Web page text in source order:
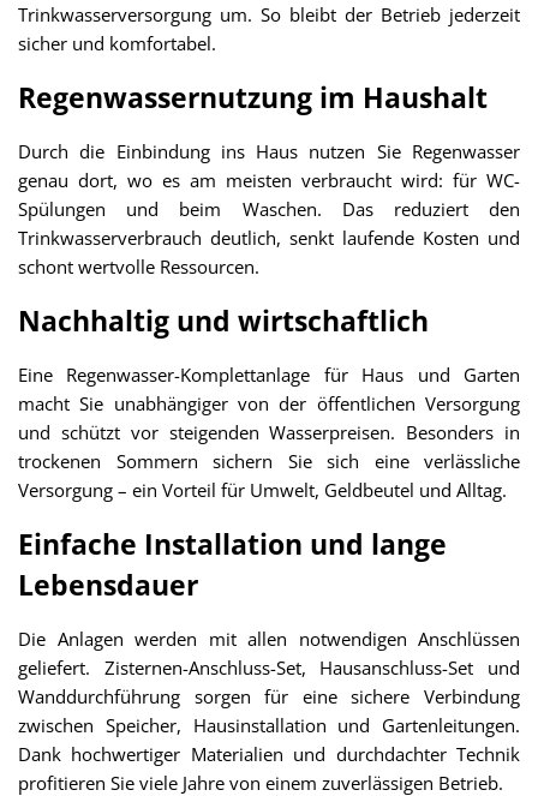
Trinkwasserversorgung um. So bleibt der Betrieb jederzeit
sicher und komfortabel.
Regenwassernutzung im Haushalt
Durch die Einbindung ins Haus nutzen Sie Regenwasser
genau dort, wo es am meisten verbraucht wird: für WC-
Spülungen und beim Waschen. Das reduziert den
Trinkwasserverbrauch deutlich, senkt laufende Kosten und
schont wertvolle Ressourcen.
Nachhaltig und wirtschaftlich
Eine Regenwasser-Komplettanlage für Haus und Garten
macht Sie unabhängiger von der öffentlichen Versorgung
und schützt vor steigenden Wasserpreisen. Besonders in
trockenen Sommern sichern Sie sich eine verlässliche
Versorgung – ein Vorteil für Umwelt, Geldbeutel und Alltag.
Einfache Installation und lange
Lebensdauer
Die Anlagen werden mit allen notwendigen Anschlüssen
geliefert. Zisternen-Anschluss-Set, Hausanschluss-Set und
Wanddurchführung sorgen für eine sichere Verbindung
zwischen Speicher, Hausinstallation und Gartenleitungen.
Dank hochwertiger Materialien und durchdachter Technik
profitieren Sie viele Jahre von einem zuverlässigen Betrieb.